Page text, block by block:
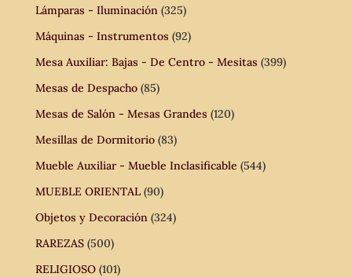
Lámparas - Iluminación (325)
Máquinas - Instrumentos (92)
Mesa Auxiliar: Bajas - De Centro - Mesitas (399)
Mesas de Despacho (85)
Mesas de Salón - Mesas Grandes (120)
Mesillas de Dormitorio (83)
Mueble Auxiliar - Mueble Inclasificable (544)
MUEBLE ORIENTAL (90)
Objetos y Decoración (324)
RAREZAS (500)
RELIGIOSO (101)